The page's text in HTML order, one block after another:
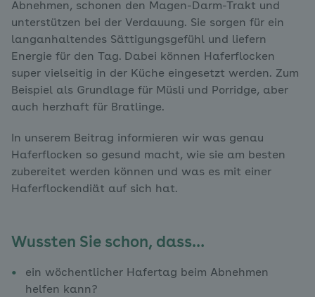
Abnehmen, schonen den Magen-Darm-Trakt und
unterstützen bei der Verdauung. Sie sorgen für ein
langanhaltendes Sättigungsgefühl und liefern
Energie für den Tag. Dabei können Haferflocken
super vielseitig in der Küche eingesetzt werden. Zum
Beispiel als Grundlage für Müsli und Porridge, aber
auch herzhaft für Bratlinge.
In unserem Beitrag informieren wir was genau
Haferflocken so gesund macht, wie sie am besten
zubereitet werden können und was es mit einer
Haferflockendiät auf sich hat.
Wussten Sie schon, dass…
ein wöchentlicher Hafertag beim Abnehmen
helfen kann?